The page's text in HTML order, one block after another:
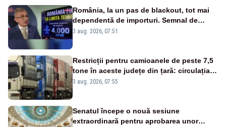
România, la un pas de blackout, tot mai
dependentă de importuri. Semnal de
alarmă tras de un expert în energie
3 aug. 2026, 07:51
Restricții pentru camioanele de peste 7,5
tone în aceste județe din țară: circulația
este interzisă luni, între orele 12:00 și
3 aug. 2026, 07:55
Senatul începe o nouă sesiune
extraordinară pentru aprobarea unor